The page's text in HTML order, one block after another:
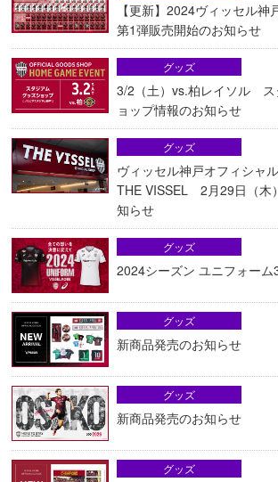
【更新】2024ヴィッセル神
第1弾販売開始のお知らせ
3/2（土）vs.柏レイソル ス
ョップ情報のお知らせ
グッズ
ヴィッセル神戸オフィシャ
THE VISSEL 2月29日（木
知らせ
グッズ
2024シーズン ユニフォー
グッズ
新商品発売のお知らせ
グッズ
新商品発売のお知らせ
グッズ
グッズ